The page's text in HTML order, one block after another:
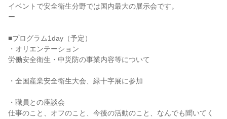
イベントで安全衛生分野では国内最大の展示会です。
ー
■プログラム1day（予定）
・オリエンテーション
労働安全衛生・中災防の事業内容等について
・全国産業安全衛生大会、緑十字展に参加
・職員との座談会
仕事のこと、オフのこと、今後の活動のこと、なんでも聞いてく